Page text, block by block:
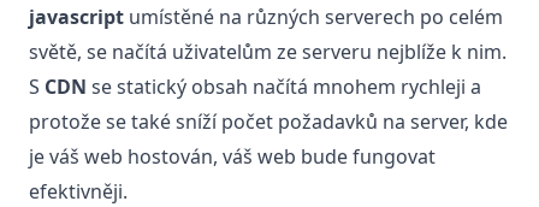
javascript umístěné na různých serverech po celém
světě, se načítá uživatelům ze serveru nejblíže k nim.
S CDN se statický obsah načítá mnohem rychleji a
protože se také sníží počet požadavků na server, kde
je váš web hostován, váš web bude fungovat
efektivněji.